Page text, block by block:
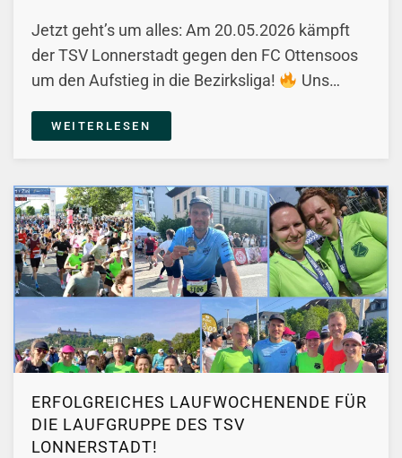
Jetzt geht’s um alles: Am 20.05.2026 kämpft
der TSV Lonnerstadt gegen den FC Ottensoos
um den Aufstieg in die Bezirksliga!
Uns…
WEITERLESEN
ERFOLGREICHES LAUFWOCHENENDE FÜR
DIE LAUFGRUPPE DES TSV
LONNERSTADT!